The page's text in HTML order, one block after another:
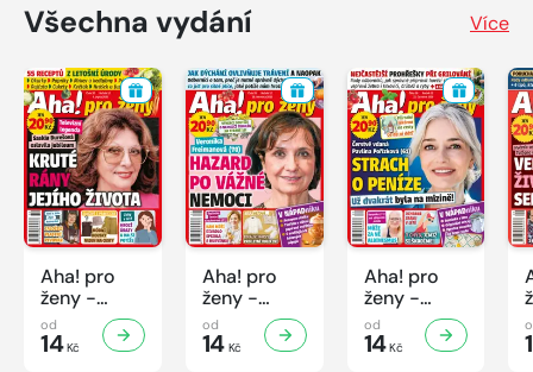
Všechna vydání Více
Aha! pro
ženy -
32/2026
od
14Kč
Aha! pro
ženy -
31/2026
od
14Kč
Aha! pro
ženy -
30/2026
od
14Kč